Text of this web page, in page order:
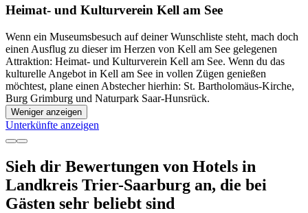
Heimat- und Kulturverein Kell am See
Wenn ein Museumsbesuch auf deiner Wunschliste steht, mach doch
einen Ausflug zu dieser im Herzen von Kell am See gelegenen
Attraktion: Heimat- und Kulturverein Kell am See. Wenn du das
kulturelle Angebot in Kell am See in vollen Zügen genießen
möchtest, plane einen Abstecher hierhin: St. Bartholomäus-Kirche,
Burg Grimburg und Naturpark Saar-Hunsrück.
Weniger anzeigen
Unterkünfte anzeigen
Sieh dir Bewertungen von Hotels in
Landkreis Trier-Saarburg an, die bei
Gästen sehr beliebt sind